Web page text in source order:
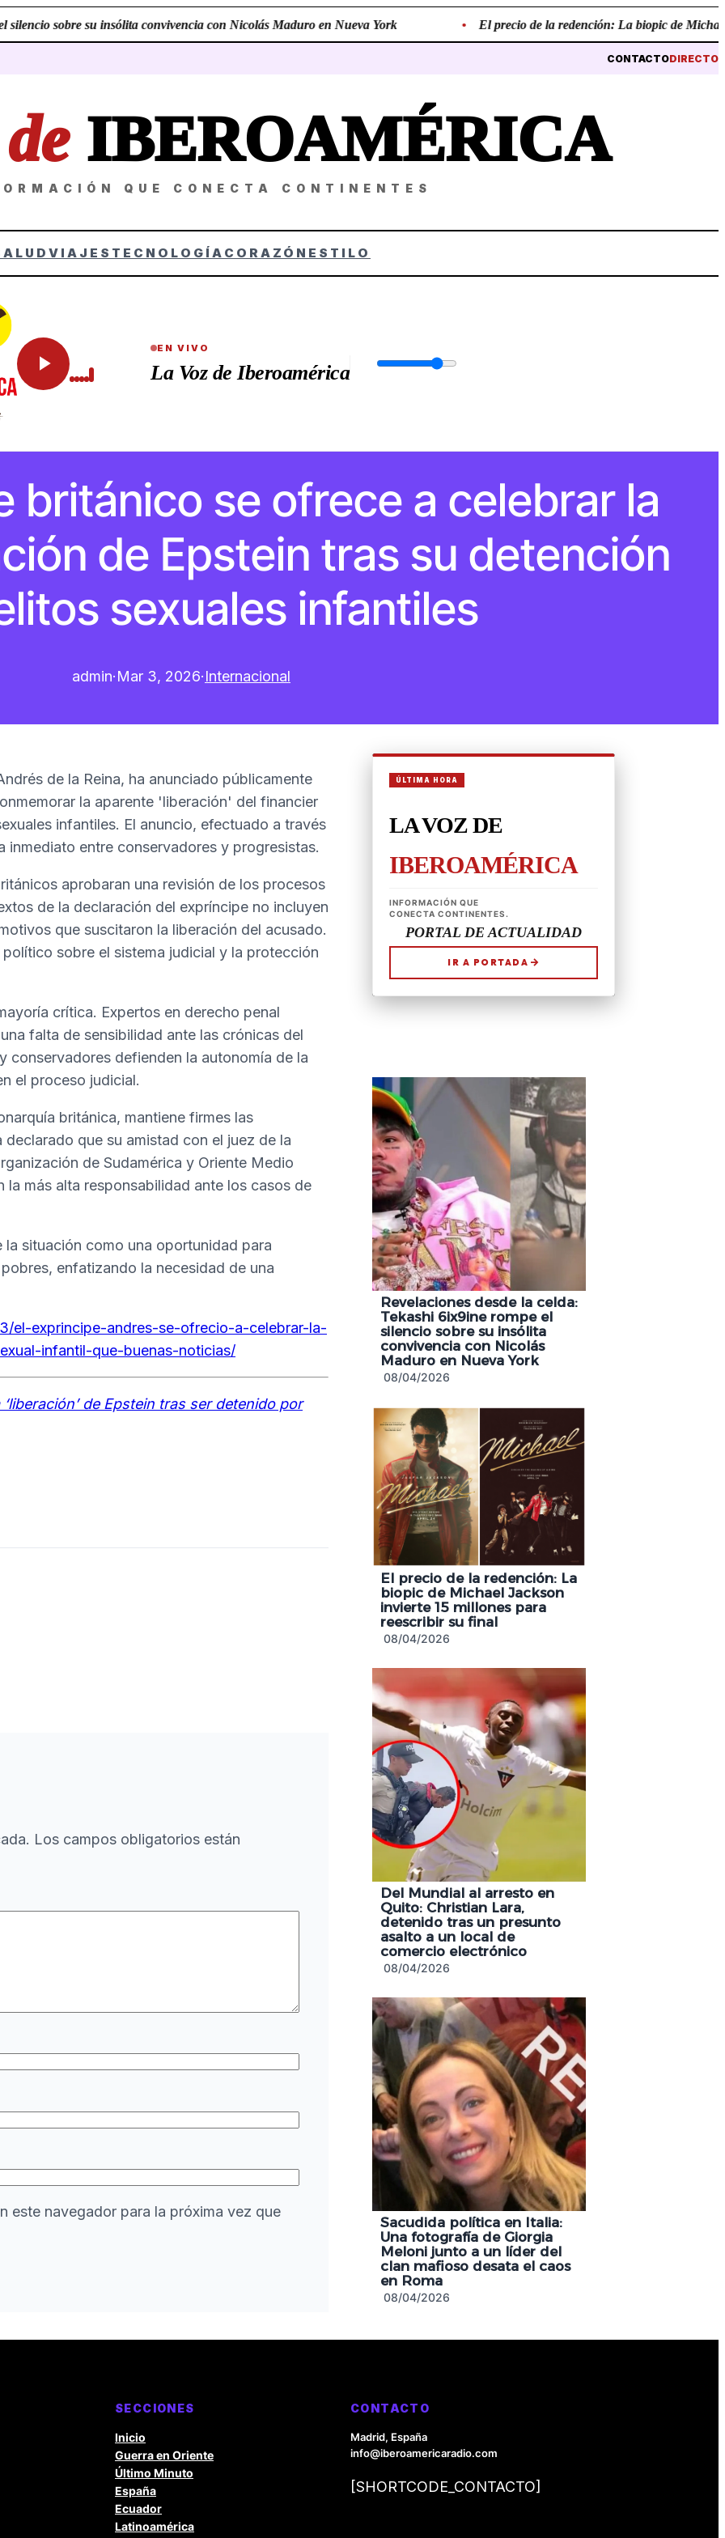
sobre su insólita convivencia con Nicolás Maduro en Nueva York El precio de la redención: La biopic de Michael
CONTACTODIRECTO
deIBEROAMÉRICA
QUE CONECTA CONTINENTES
VIAJES TECNOLOGÍA CORAZÓN ESTILO
EN VIVO
La Voz de Iberoamérica
británico se ofrece a celebrar la
de Epstein tras su detención
sexuales infantiles
admin·Mar 3, 2026·Internacional
de la Reina, ha anunciado públicamente
la aparente 'liberación' del financier
infantiles. El anuncio, efectuado a través
inmediato entre conservadores y progresistas.
aprobaran una revisión de los procesos
de la declaración del expríncipe no incluyen
que suscitaron la liberación del acusado.
sobre el sistema judicial y la protección
crítica. Expertos en derecho penal
falta de sensibilidad ante las crónicas del
conservadores defienden la autonomía de la
el proceso judicial.
británica, mantiene firmes las
que su amistad con el juez de la
de Sudamérica y Oriente Medio
más alta responsabilidad ante los casos de
situación como una oportunidad para
enfatizando la necesidad de una
el-exprincipe-andres-se-ofrecio-a-celebrar-la-
infantil-que-buenas-noticias/
de Epstein tras ser detenido por
Los campos obligatorios están
este navegador para la próxima vez que
Revelaciones desde la celda:
Tekashi 6ix9ine rompe el
silencio sobre su insólita
convivencia con Nicolás
Maduro en Nueva York
08/04/2026
El precio de la redención: La
biopic de Michael Jackson
invierte 15 millones para
reescribir su final
08/04/2026
Del Mundial al arresto en
Quito: Christian Lara,
detenido tras un presunto
asalto a un local de
comercio electrónico
08/04/2026
Sacudida política en Italia:
Una fotografía de Giorgia
Meloni junto a un líder del
clan mafioso desata el caos
en Roma
08/04/2026
SECCIONES
Inicio
Guerra en Oriente
Último Minuto
España
Ecuador
Latinoamérica
CONTACTO
Madrid, España
info@iberoamericaradio.com
[SHORTCODE_CONTACTO]